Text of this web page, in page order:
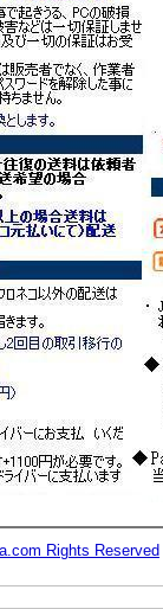
Rights Reserved